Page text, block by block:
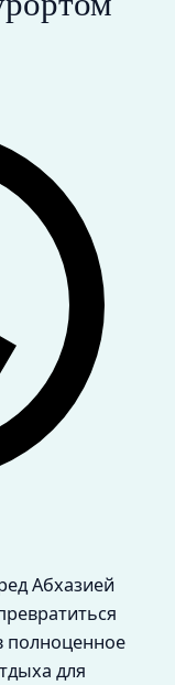
Абхазией
полноценное
для